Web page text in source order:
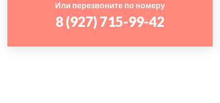
Или перезвоните по номеру
8 (927) 715-99-42